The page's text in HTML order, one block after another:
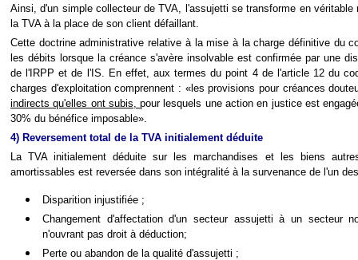
Ainsi, d'un simple collecteur de TVA, l'assujetti se transforme en véritable
la TVA à la place de son client défaillant.
Cette doctrine administrative relative à la mise à la charge définitive du
les débits lorsque la créance s'avère insolvable est confirmée par une
de l'IRPP et de l'IS. En effet, aux termes du point 4 de l'article 12 du
charges d'exploitation comprennent : «les provisions pour créances
indirects qu'elles ont subis,pour lesquels une action en justice est
30% du bénéfice imposable».
4) Reversement total de la TVA initialement déduite
La TVA initialement déduite sur les marchandises et les biens
amortissables est reversée dans son intégralité à la survenance de l'un
Disparition injustifiée ;
Changement d'affectation d'un secteur assujetti à un secteur
n'ouvrant pas droit à déduction;
Perte ou abandon de la qualité d'assujetti ;